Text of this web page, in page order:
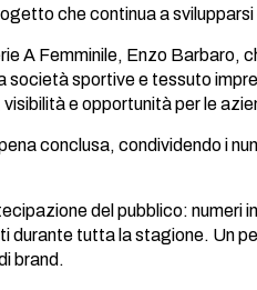
che continua a
A Femminile, Enzo Barbaro,
sportive e tessuto
e opportunità per le
conclusa, condividendo i
del pubblico: numeri
durante tutta la stagione. Un
brand.